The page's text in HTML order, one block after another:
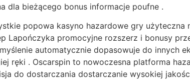
dla bieżącego bonus informacje poufne .
popowa kasyno hazardowe gry
Lapończyka promocyjne rozszerz i bonusy
automatycznie dopasowuje do innych
ręki . Oscarspin to nowoczesna platforma
do dostarczania dostarczanie wysokiej